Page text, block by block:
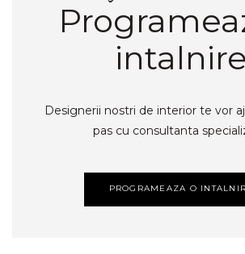
intalnire
Designerii nostri de interior te vor
pas cu consultanta
PROGRAMEAZA O